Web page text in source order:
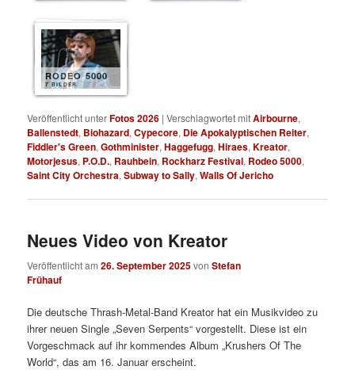
RODEO 5000
7 BILDER
Veröffentlicht unterFotos 2026 |Verschlagwortet mitAirbourne,
Ballenstedt, Biohazard,Cypecore, Die Apokalyptischen Reiter,
Fiddler's Green,Gothminister,Haggefugg,Hiraes,Kreator,
Motorjesus, P.O.D., Rauhbein, Rockharz Festival, Rodeo 5000,
Saint City Orchestra,Subway to Sally,Walls Of Jericho
Neues Video von Kreator
Veröffentlicht am26. September 2025vonStefan
Frühauf
Die deutsche Thrash-Metal-Band Kreator hat ein Musikvideo zu
ihrer neuen Single „Seven Serpents“ vorgestellt. Diese ist ein
Vorgeschmack auf ihr kommendes Album „Krushers Of The
World“, das am 16. Januar erscheint.